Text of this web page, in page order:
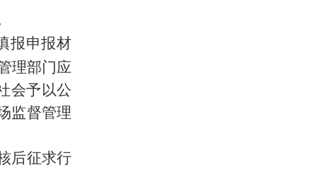
报申报材
理部门应
会予以公
监督管理
后征求行